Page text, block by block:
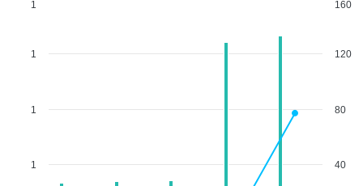
1
1
1
1
40
80
120
160